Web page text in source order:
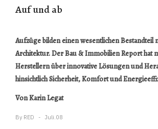
Auf und ab
Aufzüge bilden einen wesentlichen Bestandteil
Architektur. Der Bau & Immobilien Report hat
Herstellern über innovative Lösungen und
hinsichtlich Sicherheit, Komfort und
Von Karin Legat
By RED Juli.08